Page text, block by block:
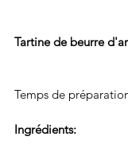
Tartine de beurre
Temps de
Ingrédients: